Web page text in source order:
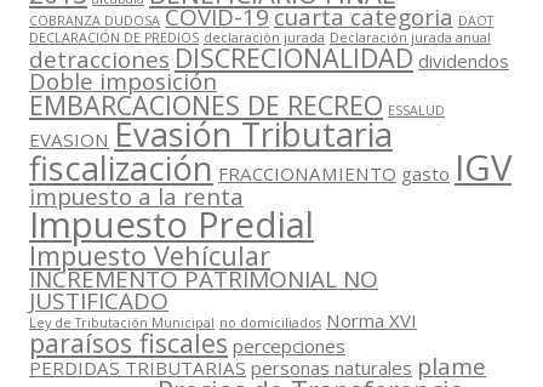
COBRANZA DUDOSA COVID-19cuarta categoria DAOT
DECLARACIÓN DE PREDIOS declaración jurada Declaración jurada anual
detracciones DISCRECIONALIDAD dividendos
Doble imposición
EMBARCACIONES DE RECREO ESSALUD
EVASION Evasión Tributaria
fiscalización FRACCIONAMIENTO gasto IGV
impuesto a la renta
Impuesto Predial
Impuesto Vehícular
INCREMENTO PATRIMONIAL NO
JUSTIFICADO
Ley de Tributación Municipal no domiciliados Norma XVI
paraísos fiscales percepciones
PERDIDAS TRIBUTARIAS personas naturales plame